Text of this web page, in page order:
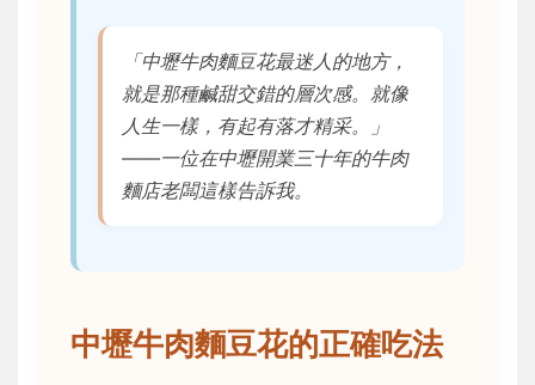
「中壢牛肉麵豆花最迷人的地方，
就是那種鹹甜交錯的層次感。就像
人生一樣，有起有落才精采。」
——一位在中壢開業三十年的牛肉
麵店老闆這樣告訴我。
中壢牛肉麵豆花的正確吃法